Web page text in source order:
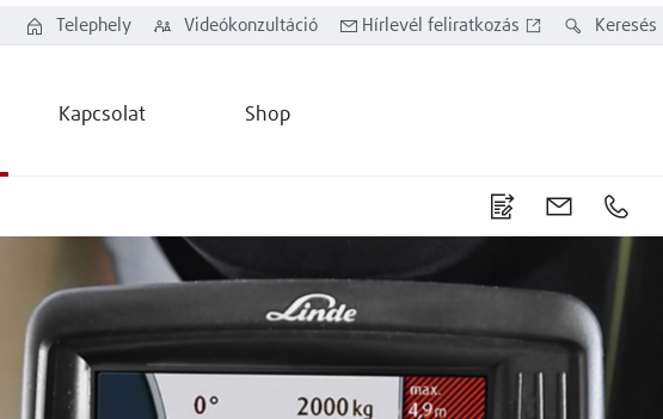
Kapcsolat Shop
Keresés
Hírlevél feliratkozás
Videókonzultáció
Telephely